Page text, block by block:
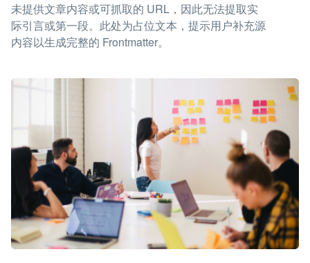
未提供文章内容或可抓取的 URL，因此无法提取实
际引言或第一段。此处为占位文本，提示用户补充源
内容以生成完整的 Frontmatter。